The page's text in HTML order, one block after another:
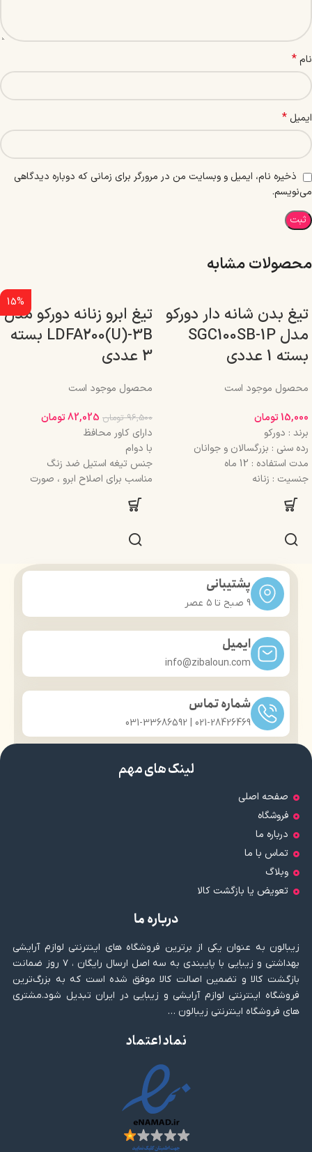
نام*
ایمیل *
ذخیره نام، ایمیل و وبسایت من در مرورگر برای زمانی که دوباره دیدگاهی
می‌نویسم.
محصولات مشابه
تیغ بدن شانه دار دورکو
مدل SGC100SB-1P
بسته 1 عددی
محصول موجود است
15,000تومان
برند : دورکو
رده سنی : بزرگسالان و جوانان
مدت استفاده : 12 ماه
جنسیت : زنانه
15%
تیغ ابرو زنانه دورکو مدل
LDFA200(U)-3B بسته
3 عددی
محصول موجود است
96,500 تومان 82,025تومان
دارای کاور محافظ
با دوام
جنس تیغه استیل ضد زنگ
مناسب برای اصلاح ابرو ، صورت
پشتیبانی
9 صبح تا ۵ عصر
ایمیل
info@zibaloun.com
شماره تماس
021-28426469 | 031-33686592
لینک های مهم
صفحه اصلی
فروشگاه
درباره ما
تماس با ما
وبلاگ
تعویض یا بازگشت کالا
درباره ما
زیبالون به عنوان یکی از برترین فروشگاه های اینترنتی لوازم آرایشی
بهداشتی و زیبایی با پایبندی به سه اصل ارسال رایگان ، ۷ روز ضمانت
بازگشت کالا و تضمین اصالت کالا موفق شده است که به بزرگ‌ترین
فروشگاه اینترنتی لوازم آرایشی و زیبایی در ایران تبدیل شود.مشتری
های فروشگاه اینترنتی زیبالون …
نماد اعتماد